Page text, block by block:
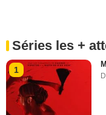
Séries les +
1